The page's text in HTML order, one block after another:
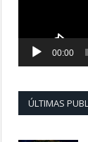
00:00
ÚLTIMAS